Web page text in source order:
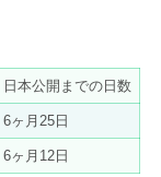
日本公開までの日数
6ヶ月25日
6ヶ月12日